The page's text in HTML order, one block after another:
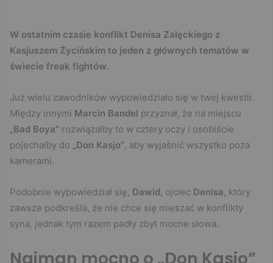
W ostatnim czasie konflikt Denisa Załęckiego z
Kasjuszem Życińskim to jeden z głównych tematów w
świecie freak fightów.
Już wielu zawodników wypowiedziało się w twej kwestii.
Między innymi Marcin Bandel przyznał, że na miejscu
„Bad Boya” rozwiązałby to w cztery oczy i osobiście
pojechałby do
„Don Kasjo”, aby wyjaśnić wszystko poza
kamerami.
Podobnie wypowiedział się, Dawid, ojciec Denisa, który
zawsze podkreśla, że nie chce się mieszać w konflikty
syna, jednak tym razem padły zbyt mocne słowa.
Najman mocno o „Don Kasjo”